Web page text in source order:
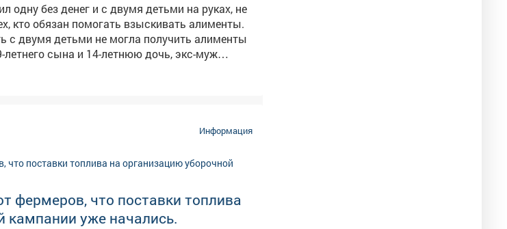
одну без денег и с двумя детьми на руках, не
кто обязан помогать взыскивать алименты.
с двумя детьми не могла получить алименты
сына и 14-летнюю дочь, экс-муж
не принимали мер, сообщает в четверг
в регионе. В результате
должностное лицо привлекли к
с бывшего мужа взыскали 315 тысяч рублей
Информация
фермеров, что поставки топлива
кампании уже начались.